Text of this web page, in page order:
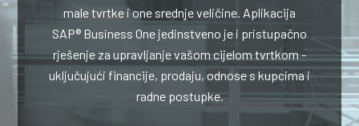
male tvrtke i one srednje veličine. Aplikacija
SAP® Business One jedinstveno je i pristupačno
rješenje za upravljanje vašom cijelom tvrtkom -
uključujući financije, prodaju, odnose s kupcima i
radne postupke.